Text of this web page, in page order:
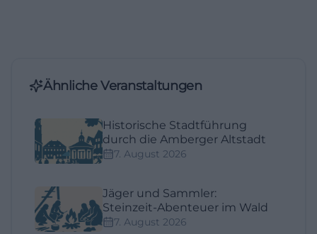
Ähnliche Veranstaltungen
Historische Stadtführung
durch die Amberger Altstadt
7. August 2026
Jäger und Sammler:
Steinzeit-Abenteuer im Wald
7. August 2026